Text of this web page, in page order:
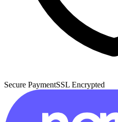
Secure PaymentSSL Encrypted